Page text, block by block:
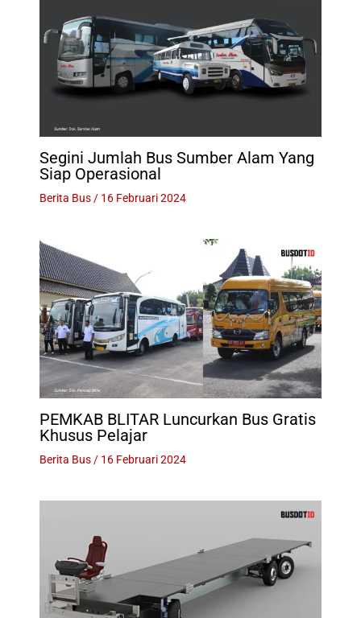
Segini Jumlah Bus Sumber Alam Yang
Siap Operasional
Berita Bus/ 16 Februari 2024
PEMKAB BLITAR Luncurkan Bus Gratis
Khusus Pelajar
Berita Bus/ 16 Februari 2024